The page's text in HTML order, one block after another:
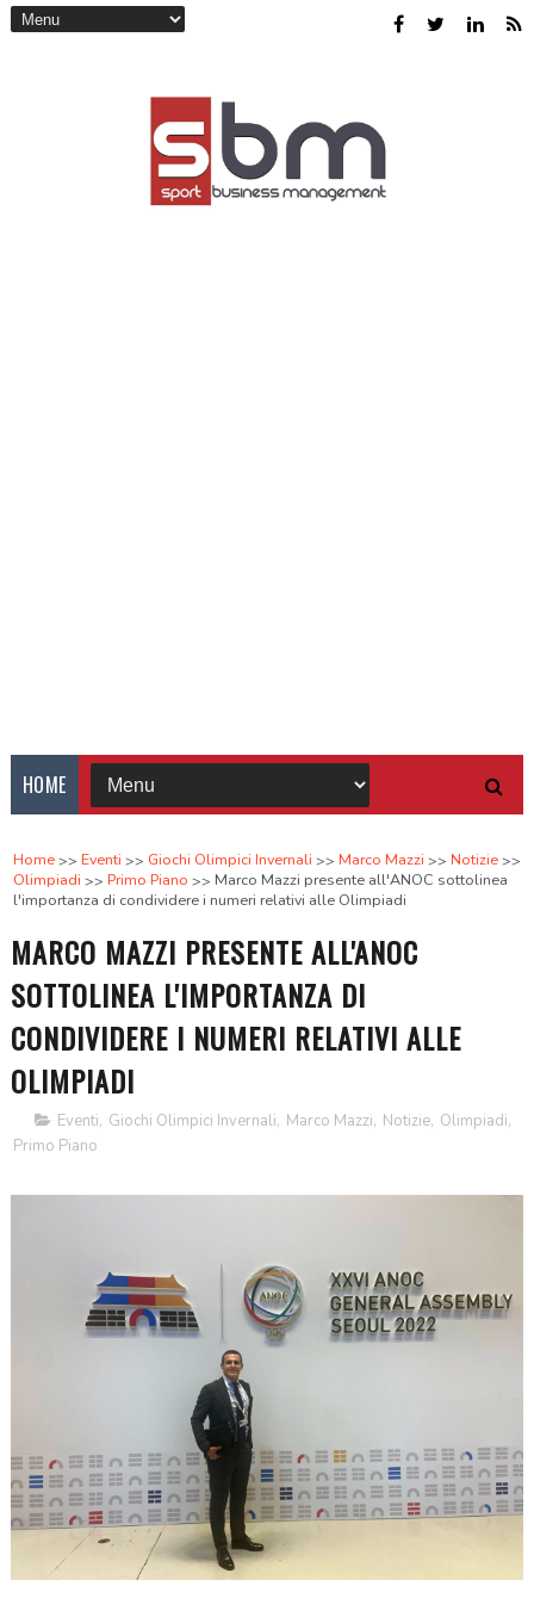
HOME
Home Eventi Giochi Olimpici Invernali Marco Mazzi
Notizie
Olimpiadi
Primo Piano
Marco Mazzi presente all'ANOC sottolinea
l'importanza di condividere i numeri relativi alle Olimpiadi
MARCO MAZZI PRESENTE ALL'ANOC
SOTTOLINEA L'IMPORTANZA DI
CONDIVIDERE I NUMERI RELATIVI ALLE
OLIMPIADI
Eventi, Giochi Olimpici Invernali, Marco Mazzi, Notizie, Olimpiadi,
Primo Piano